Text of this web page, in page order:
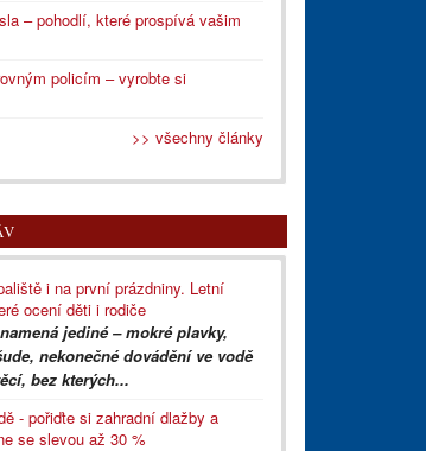
– pohodlí, které prospívá vašim
policím – vyrobte si
>> všechny články
i na první prázdniny. Letní
ocení děti i rodiče
jediné – mokré plavky,
nekonečné dovádění ve vodě
bez kterých...
- pořiďte si zahradní dlažby a
se slevou až 30 %